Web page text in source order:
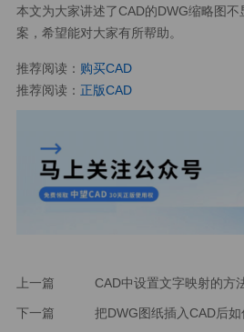
本文为大家讲述了CAD的DWG缩略图
案，希望能对大家有所帮助。
推荐阅读： 购买CAD
推荐阅读： 正版CAD
上一篇 CAD中设置文字映射的方
下一篇